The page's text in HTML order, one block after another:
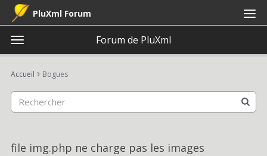
PluXml Forum
t
g
e
n
Forum de PluXml
Catégories
Discussions
Connexion
Accueil › Bogues
file img.php ne charge pas les images